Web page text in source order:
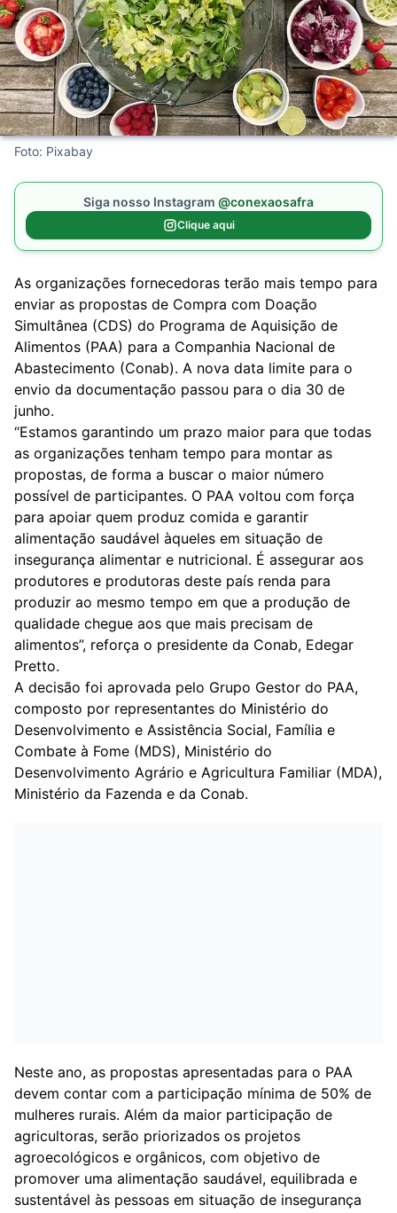
Foto: Pixabay
Siga nosso Instagram @conexaosafra
Clique aqui
As organizações fornecedoras terão mais tempo para
enviar as propostas de Compra com Doação
Simultânea (CDS) do Programa de Aquisição de
Alimentos (PAA) para a Companhia Nacional de
Abastecimento (Conab). A nova data limite para o
envio da documentação passou para o dia 30 de
junho.
“Estamos garantindo um prazo maior para que todas
as organizações tenham tempo para montar as
propostas, de forma a buscar o maior número
possível de participantes. O PAA voltou com força
para apoiar quem produz comida e garantir
alimentação saudável àqueles em situação de
insegurança alimentar e nutricional. É assegurar aos
produtores e produtoras deste país renda para
produzir ao mesmo tempo em que a produção de
qualidade chegue aos que mais precisam de
alimentos”, reforça o presidente da Conab, Edegar
Pretto.
A decisão foi aprovada pelo Grupo Gestor do PAA,
composto por representantes do Ministério do
Desenvolvimento e Assistência Social, Família e
Combate à Fome (MDS), Ministério do
Desenvolvimento Agrário e Agricultura Familiar (MDA),
Ministério da Fazenda e da Conab.
Neste ano, as propostas apresentadas para o PAA
devem contar com a participação mínima de 50% de
mulheres rurais. Além da maior participação de
agricultoras, serão priorizados os projetos
agroecológicos e orgânicos, com objetivo de
promover uma alimentação saudável, equilibrada e
sustentável às pessoas em situação de insegurança